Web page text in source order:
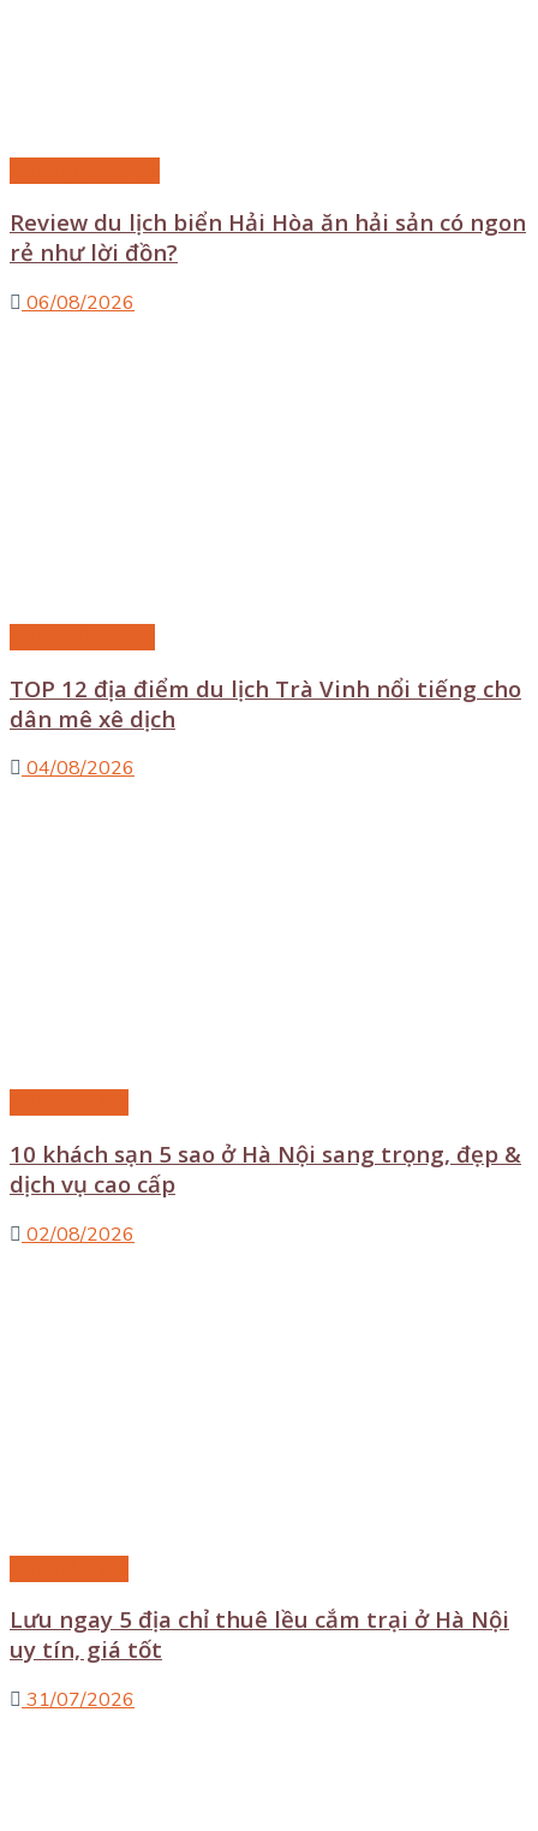
Review du lịch biển Hải Hòa ăn hải sản có ngon
rẻ như lời đồn?
06/08/2026
TOP 12 địa điểm du lịch Trà Vinh nổi tiếng cho
dân mê xê dịch
04/08/2026
10 khách sạn 5 sao ở Hà Nội sang trọng, đẹp &
dịch vụ cao cấp
02/08/2026
Lưu ngay 5 địa chỉ thuê lều cắm trại ở Hà Nội
uy tín, giá tốt
31/07/2026